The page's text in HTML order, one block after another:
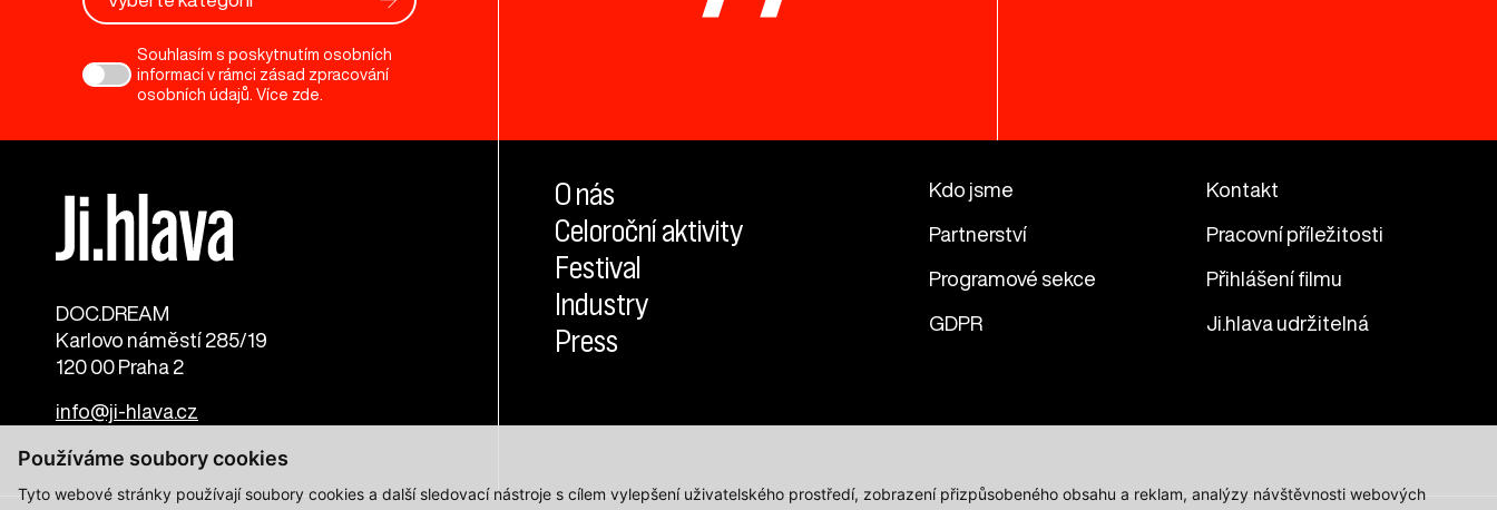
Používáme soubory cookies
Tyto webové stránky používají soubory cookies a další sledovací nástroje s cílem vylepšení uživatelského prostředí, zobrazení přizpůsobeného obsahu a reklam, analýzy návštěvnosti webových
Souhlasím s poskytnutím osobních
informací v rámci zásad zpracování
osobních údajů. Více zde.
DOC.DREAM​
Karlovo náměstí 285/19
120 00 Praha 2
info@ji-hlava.cz
O nás
Celoroční aktivity
Festival
Industry
Press
Kdo jsme Kontakt
Partnerství Pracovní příležitosti
Programové sekce Přihlášení filmu
GDPR Ji.hlava udržitelná